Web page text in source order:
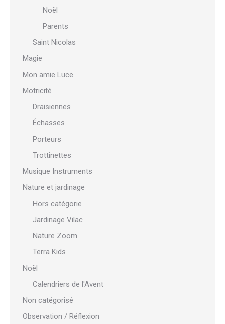
Noël
Parents
Saint Nicolas
Magie
Mon amie Luce
Motricité
Draisiennes
Échasses
Porteurs
Trottinettes
Musique Instruments
Nature et jardinage
Hors catégorie
Jardinage Vilac
Nature Zoom
Terra Kids
Noël
Calendriers de l'Avent
Non catégorisé
Observation / Réflexion